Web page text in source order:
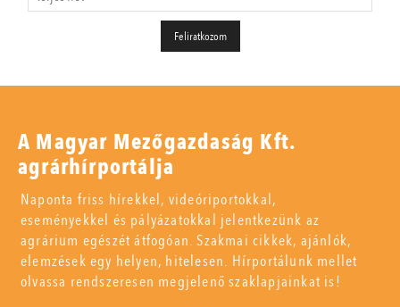
A Magyar Mezőgazdaság Kft.
agrárhírportálja
Naponta friss hírekkel, videóriportokkal,
eseményekkel és pályázatokkal jelentkezünk az
agrárium egészét átfogóan. Szakmai cikkek, ajánlók,
elemzések egy helyen, hitelesen. Hírportálunk mellet
olvassa rendszeresen megjelenő szaklapjainkat is!